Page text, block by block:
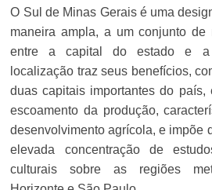
O Sul de Minas Gerais é uma
maneira ampla, a um conjunto de
entre a capital do estado e a
localização traz seus benefícios,
duas capitais importantes do país,
escoamento da produção,
desenvolvimento agrícola, e impõe
elevada concentração de
culturais sobre as regiões